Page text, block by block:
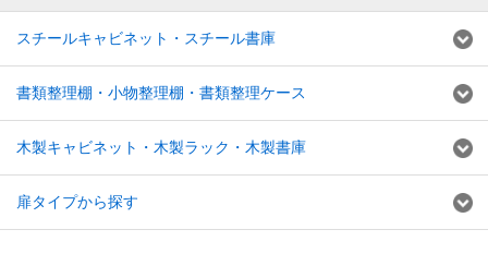
スチールキャビネット・スチール書庫
書類整理棚・小物整理棚・書類整理ケース
木製キャビネット・木製ラック・木製書庫
扉タイプから探す